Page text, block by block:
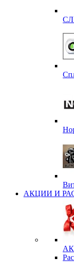
АКЦИИ И